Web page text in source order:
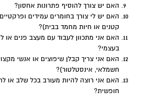
האם יש צורך להוסיף פתרונות אחסון?
האם יש לי צורך בחומרים עמידים
קטנים או חיות מחמד בבית)?
האם אני מתכוון לעבוד עם מעצב פנים או
בעצמי?
האם אני צריך קבלן שיפוצים או אנשי
חשמלאי, אינסטלטור)?
האם אני רוצה להיות מעורב בכל שלב או
חופשית?